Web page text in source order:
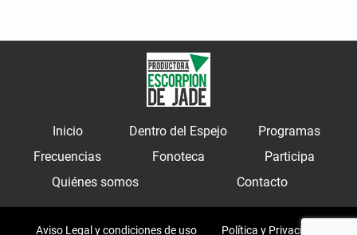
Inicio Dentro del Espejo
Programas
Frecuencias
Fonoteca
Participa
Quiénes somos
Contacto
Aviso Legal y condiciones de uso Política y Privacidad